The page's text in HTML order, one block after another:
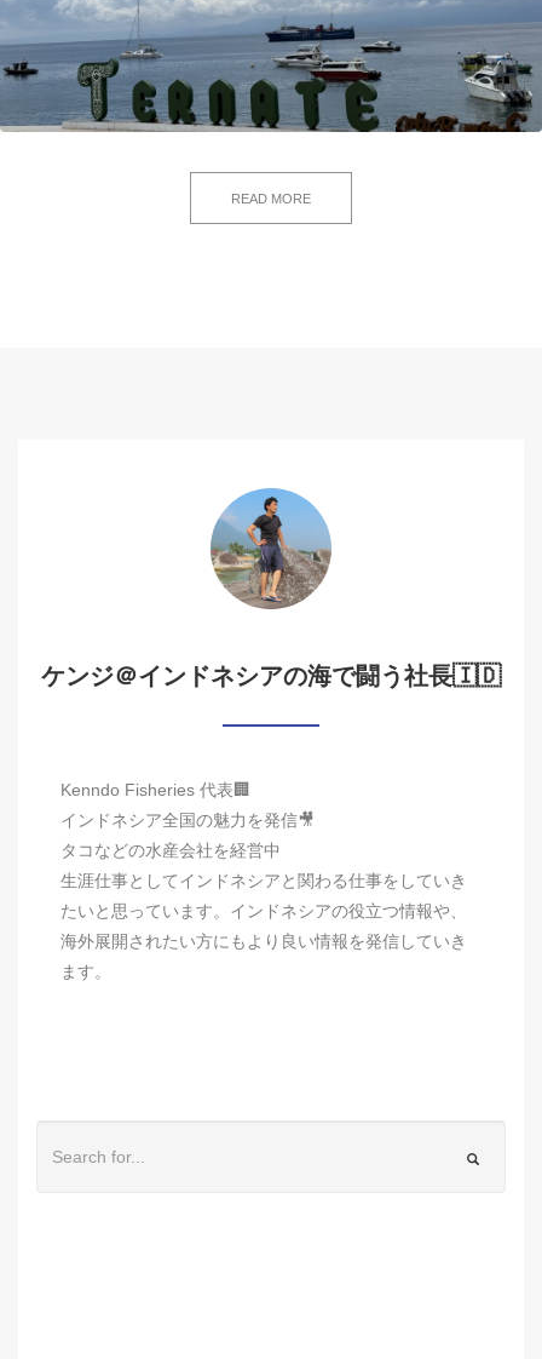
READ MORE
ケンジ＠インドネシアの海で闘う社長🇮🇩
Kenndo Fisheries 代表🏢
インドネシア全国の魅力を発信🎥
タコなどの水産会社を経営中
生涯仕事としてインドネシアと関わる仕事をしていき
たいと思っています。インドネシアの役立つ情報や、
海外展開されたい方にもより良い情報を発信していき
ます。